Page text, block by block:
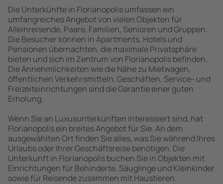
Die Unterkünfte in Florianopolis umfassen ein
umfangreiches Angebot von vielen Objekten für
Alleinreisende, Paare, Familien, Senioren und Gruppen.
Die Besucher können in Apartments, Hotels und
Pensionen übernachten, die maximale Privatsphäre
bieten und sich im Zentrum von Florianopolis befinden.
Die Annehmlichkeiten wie die Nähe zu Mietwagen,
öffentlichen Verkehrsmitteln, Geschäften, Service- und
Freizeiteinrichtungen sind die Garantie einer guten
Erholung.
Wenn Sie an Luxusunterkünften interessiert sind, hat
Florianopolis ein breites Angebot für Sie. An dem
ausgewählten Ort finden Sie alles, was Sie während Ihres
Urlaubs oder Ihrer Geschäftsreise benötigen. Die
Unterkunft in Florianopolis buchen Sie in Objekten mit
Einrichtungen für Behinderte, Säuglinge und Kleinkinder
sowie für Reisende zusammen mit Haustieren.